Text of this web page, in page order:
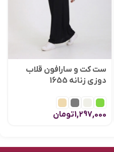
ست کت و سارافون قلاب
دوزی زنانه 1655
1,297,000تومان